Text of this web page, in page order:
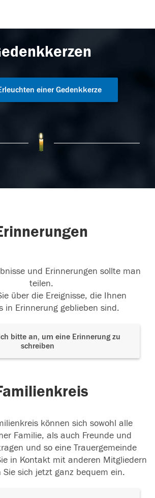
einer Gedenkkerze
und Erinnerungen sollte man
teilen.
über die Ereignisse, die Ihnen
in Erinnerung geblieben sind.
bitte an, um eine Erinnerung zu
schreiben
können sich sowohl alle
Familie, als auch Freunde und
und so eine Trauergemeinde
in Kontakt mit anderen Mitgliedern
Sie sich jetzt ganz bequem ein.